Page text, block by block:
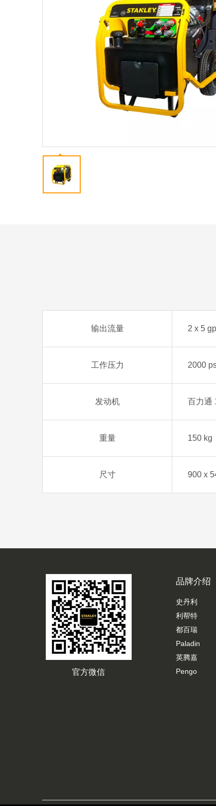
输出流量 2 x 5
工作压力 2000
发动机 百力通
重量 150 kg
尺寸 900 x
官方微信
品牌介绍
史丹利
利帮特
都百瑞
Paladin
英腾嘉
Pengo